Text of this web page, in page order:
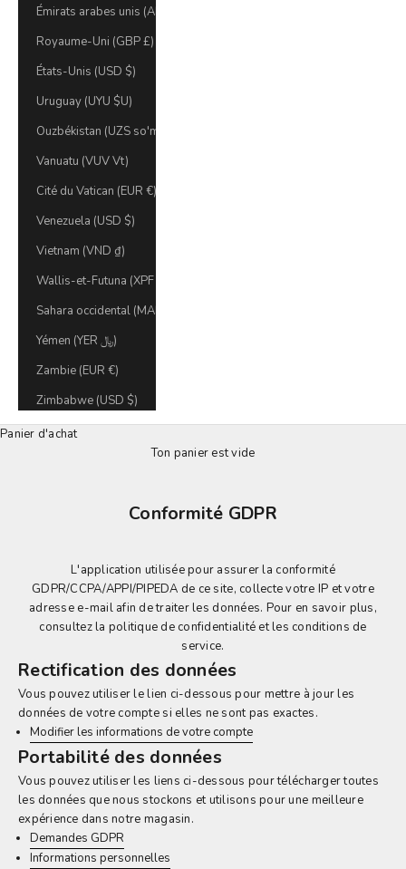
Royaume-Uni (GBP £)
États-Unis (USD $)
Uruguay (UYU $U)
Ouzbékistan (UZS so'm)
Vanuatu (VUV Vt)
Cité du Vatican (EUR €)
Venezuela (USD $)
Vietnam (VND ₫)
Wallis-et-Futuna (XPF Fr)
Yémen (YER ﷼)
Zambie (EUR €)
Zimbabwe (USD $)
Panier d'achat
Ton panier est vide
Conformité GDPR
L'application utilisée pour assurer la conformité
GDPR/CCPA/APPI/PIPEDA de ce site, collecte votre IP et votre
adresse e-mail afin de traiter les données. Pour en savoir plus,
consultezla politique de confidentialité et les conditions de
service.
Rectification des données
Vous pouvez utiliser le lien ci-dessous pour mettre à jour les
données de votre compte si elles ne sont pas exactes.
Modifier les informations de votre compte
Portabilité des données
Vous pouvez utiliser les liens ci-dessous pour télécharger toutes
les données que nous stockons et utilisons pour une meilleure
expérience dans notre magasin.
Demandes GDPR
Informations personnelles